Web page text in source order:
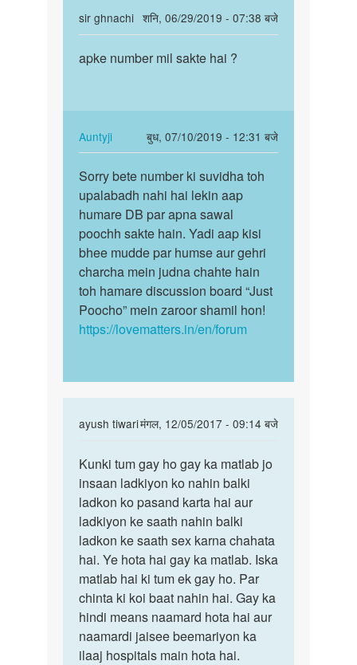
sir ghnachi शनि, 06/29/2019 - 07:38 बजे
In
reply
to
bura
hee
kya
hai,
…
by
Auntyji
apke
sakte
hai
?
apke number mil sakte hai ?
Auntyji
बुध, 07/10/2019 - 12:31 बजे
In
reply
to
apke
number
mil
sakte
hai
?
by
sir
Sorry
bete
number
ki
suvidha…
Sorry bete number ki suvidha toh
upalabadh nahi hai lekin aap
humare DB par apna sawal
poochh sakte hain. Yadi aap kisi
bhee mudde par humse aur gehri
charcha mein judna chahte hain
toh hamare discussion board “Just
Poocho” mein zaroor shamil hon!
https://lovematters.in/en/forum
ayush tiwariमंगल, 12/05/2017 - 09:14 बजे
In
to
Mujhe
mard
ki
personality
aur
by
Dev
Kunki
tum
gay
ho
gay
ka…
Kunki tum gay ho gay ka matlab jo
insaan ladkiyon ko nahin balki
ladkon ko pasand karta hai aur
ladkiyon ke saath nahin balki
ladkon ke saath sex karna chahata
hai. Ye hota hai gay ka matlab. Iska
matlab hai ki tum ek gay ho. Par
chinta ki koi baat nahin hai. Gay ka
hindi means naamard hota hai aur
naamardi jaisee beemariyon ka
ilaaj hospitals main hota hai.